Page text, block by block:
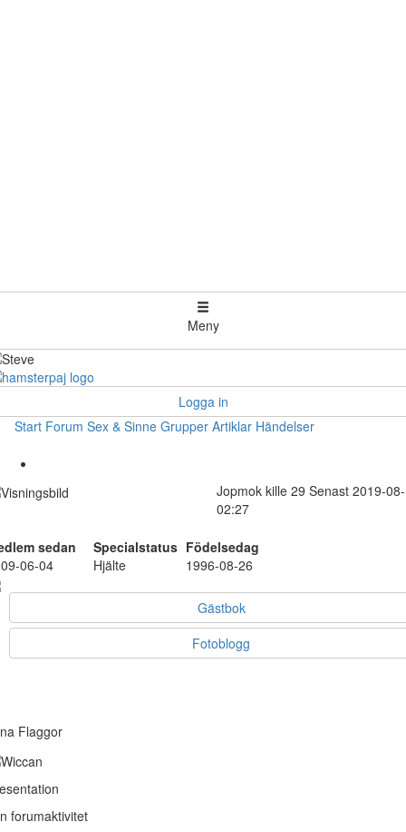
Meny
Logga in
Start Forum Sex & Sinne Grupper Artiklar Händelser
Jopmok kille 29 Senast 2019-
02:27
sedan Specialstatus Födelsedag
06-04
Hjälte 1996-08-26
Gästbok
Fotoblogg
Flaggor
forumaktivitet